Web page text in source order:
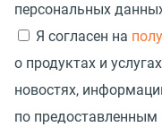
персональных
Я согласен на
о продуктах и
новостях,
по предоставленным